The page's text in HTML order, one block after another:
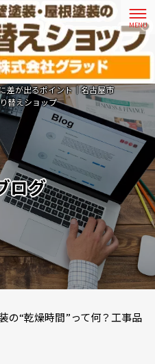
差が出るポイント｜名古屋市
替えショップ
ログ
の“乾燥時間”って何？工事品